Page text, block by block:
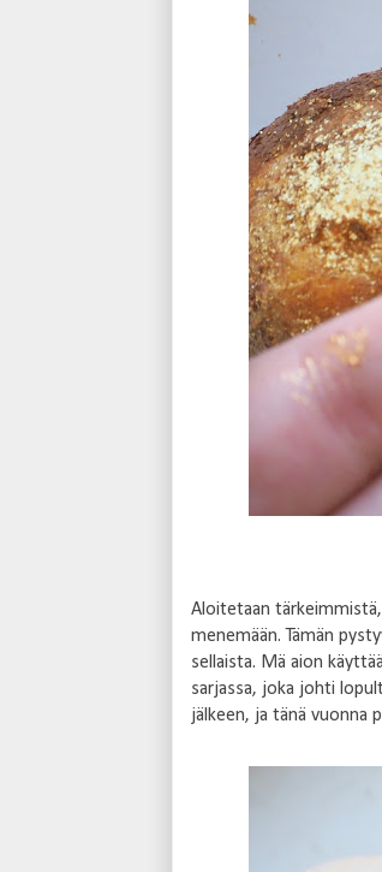
Aloitetaan
menemään. Tämän
sellaista. Mä aion
sarjassa, joka johti
jälkeen, ja tänä vuonna